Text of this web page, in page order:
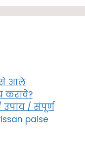
आले
करावे?
उपाय / संपूर्ण
paise